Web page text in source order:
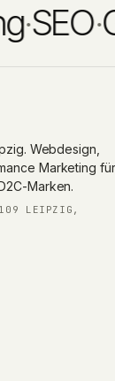
·
Webdesign,
Marketing für
Marken.
LEIPZIG, G